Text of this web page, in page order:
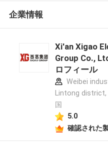
企業情報
Xi'an Xigao
Group Co.,
ロフィール
Weibei
Lintong district,
国
5.0
確認された